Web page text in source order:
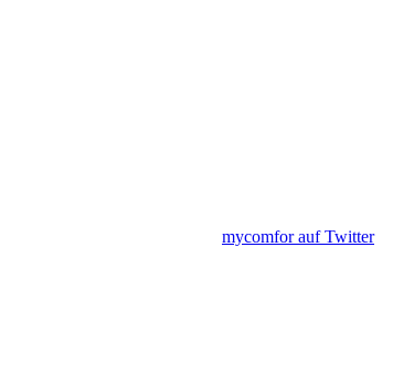
mycomfor auf Twitter